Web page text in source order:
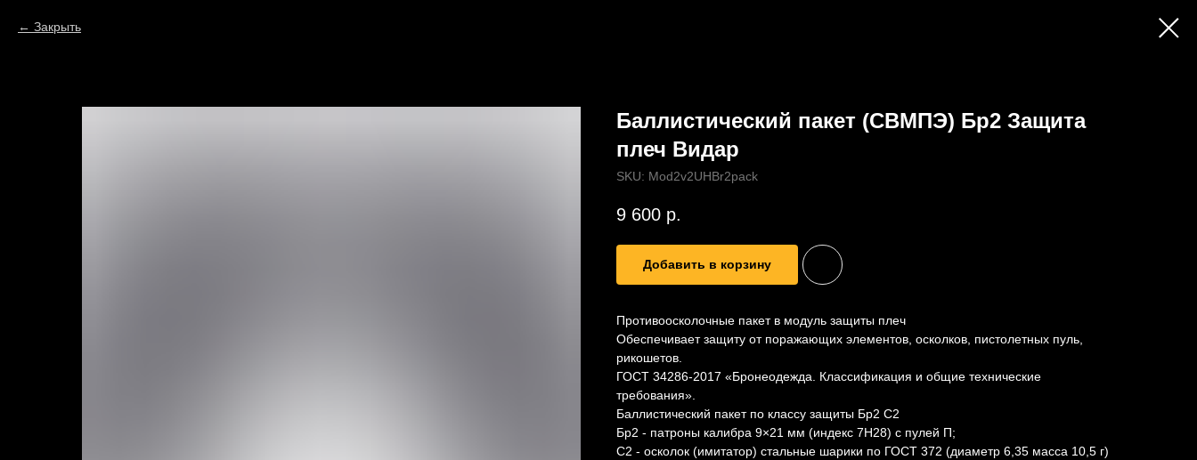
Закрыть
Баллистический пакет (СВМПЭ) Бр2 Защита
плеч Видар
SKU: Mod2v2UHBr2pack
9 600 р.
Добавить в корзину
Противоосколочные пакет в модуль защиты плеч
Обеспечивает защиту от поражающих элементов, осколков, пистолетных пуль,
рикошетов.
ГОСТ 34286-2017 «Бронеодежда. Классификация и общие технические
требования».
Баллистический пакет по классу защиты Бр2 С2
Бр2 - патроны калибра 9×21 мм (индекс 7H28) с пулей П;
С2 - осколок (имитатор) стальные шарики по ГОСТ 372 (диаметр 6,35 масcа 10,5 г)